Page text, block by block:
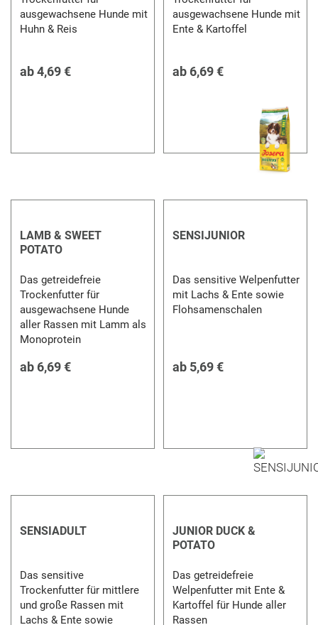
ausgewachsene Hunde mit
Huhn & Reis
ab4,69 €
ausgewachsene Hunde mit
Ente & Kartoffel
ab 6,69 €
LAMB & SWEET
POTATO
Das getreidefreie
Trockenfutter für
ausgewachsene Hunde
aller Rassen mit Lamm als
Monoprotein
ab 6,69 €
SENSIJUNIOR
Das sensitive Welpenfutter
mit Lachs & Ente sowie
Flohsamenschalen
ab 5,69 €
SENSIADULT
Das sensitive
Trockenfutter für mittlere
und große Rassen mit
Lachs & Ente sowie
JUNIOR DUCK &
POTATO
Das getreidefreie
Welpenfutter mit Ente &
Kartoffel für Hunde aller
Rassen